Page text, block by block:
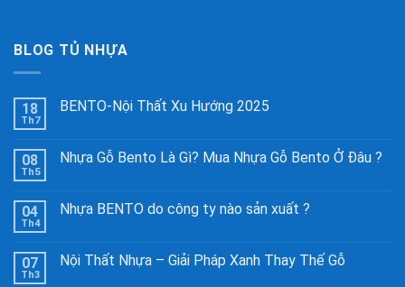
BLOG TỦ NHỰA
18
Th7
BENTO-Nội Thất Xu Hướng 2025
08
Th5
Nhựa Gỗ Bento Là Gì? Mua Nhựa Gỗ Bento Ở Đâu ?
04
Th4
Nhựa BENTO do công ty nào sản xuất ?
07
Th3
Nội Thất Nhựa – Giải Pháp Xanh Thay Thế Gỗ